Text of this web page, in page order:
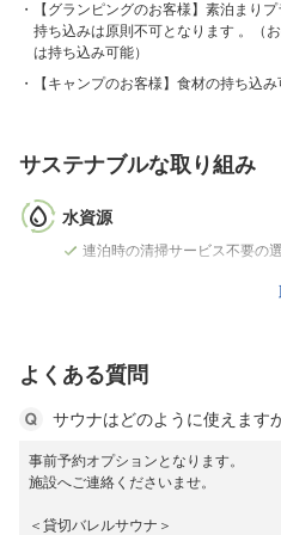
【グランピングのお客様】素泊まり
持ち込みは原則不可となります 。（
は持ち込み可能）
【キャンプのお客様】食材の持ち込み
サステナブルな取り組み
水資源
連泊時の清掃サービス不要の
よくある質問
サウナはどのように使えます
事前予約オプションとなります。
施設へご連絡くださいませ。
＜貸切バレルサウナ＞